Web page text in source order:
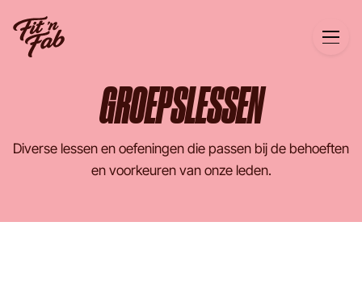
GROEPSLESSEN
Diverse lessen en oefeningen die passen bij de behoeften
en voorkeuren van onze leden.